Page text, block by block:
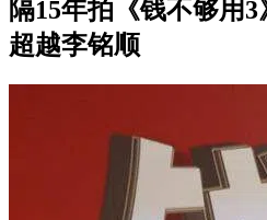
隔15年拍《钱不够用
超越李铭顺